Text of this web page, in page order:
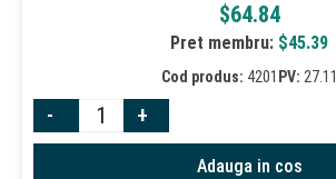
$64.84
Pret membru: $45.39
Cod produs: 4201 PV: 27.11
- +
Adauga in cos